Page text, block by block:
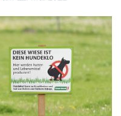
I
O
N
M
S
H
A